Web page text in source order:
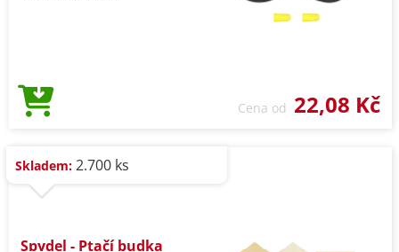
Cena od 22,08 Kč
Skladem: 2.700 ks
Spydel - Ptačí budka